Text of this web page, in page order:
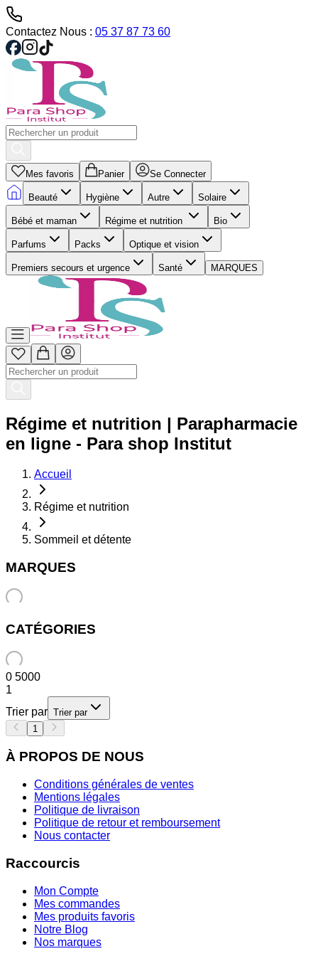
Contactez Nous : 05 37 87 73 60
Mes favoris Panier Se Connecter
Beauté Hygiène Autre Solaire
Bébé et maman Régime et nutrition Bio
Parfums Packs Optique et vision
Premiers secours et urgence Santé MARQUES
Régime et nutrition | Parapharmacie
en ligne - Para shop Institut
Accueil
Régime et nutrition
Sommeil et détente
MARQUES
CATÉGORIES
0 5000
1
Trier par Trier par
1
À PROPOS DE NOUS
Conditions générales de ventes
Mentions légales
Politique de livraison
Politique de retour et remboursement
Nous contacter
Raccourcis
Mon Compte
Mes commandes
Mes produits favoris
Notre Blog
Nos marques